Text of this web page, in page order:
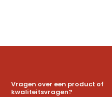
Vragen over een product of
kwaliteitsvragen?